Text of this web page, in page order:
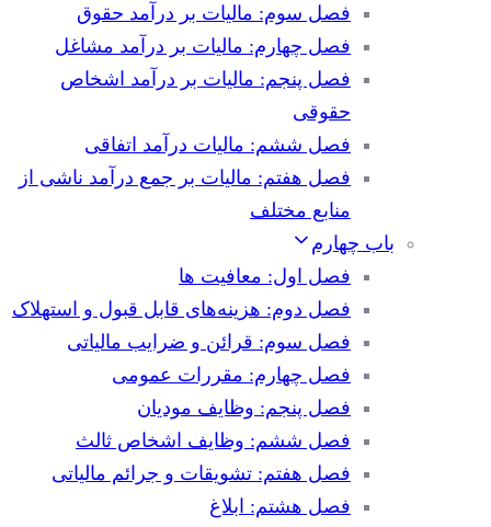
فصل سوم: مالیات بر درآمد حقوق
فصل چهارم: مالیات بر درآمد مشاغل
فصل پنجم: مالیات بر درآمد اشخاص
حقوقی
فصل ششم: مالیات درآمد اتفاقی
فصل هفتم: مالیات بر جمع درآمد ناشی از
منابع مختلف
باب چهارم
فصل اول: معافیت ها
فصل دوم: هزینه‌های قابل قبول و استهلاک
فصل سوم: قرائن و ضرایب مالیاتی
فصل چهارم: مقررات عمومی
فصل پنجم: وظایف مودیان
فصل ششم: وظایف اشخاص ثالث
فصل هفتم: تشویقات و جرائم مالیاتی
فصل هشتم: ابلاغ